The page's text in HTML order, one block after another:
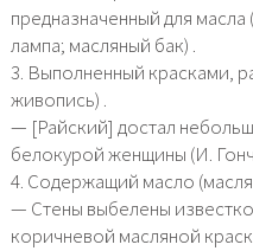
предназначенный для
лампа; масляный бак) .
3. Выполненный красками,
живопись) .
— [Райский] достал
белокурой женщины (И.
4. Содержащий масло
— Стены выбелены
коричневой масляной